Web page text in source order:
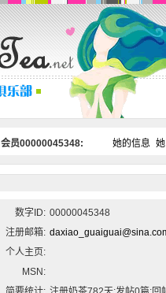
会员00000045348: 她的信息
数字ID: 00000045348
注册邮箱:
个人主页:
MSN: